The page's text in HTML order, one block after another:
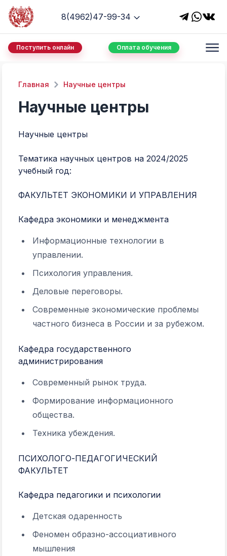
8(4962)47-99-34
Поступить онлайн Оплата обучения
Главная Научные центры
Научные центры
Научные центры
Тематика научных центров на 2024/2025
учебный год:
ФАКУЛЬТЕТ ЭКОНОМИКИ И УПРАВЛЕНИЯ
Кафедра экономики и менеджмента
Информационные технологии в
управлении.
Психология управления.
Деловые переговоры.
Современные экономические проблемы
частного бизнеса в России и за рубежом.
Кафедра государственного
администрирования
Современный рынок труда.
Формирование информационного
общества.
Техника убеждения.
ПСИХОЛОГО-ПЕДАГОГИЧЕСКИЙ
ФАКУЛЬТЕТ
Кафедра педагогики и психологии
Детская одаренность
Феномен образно-ассоциативного
мышления